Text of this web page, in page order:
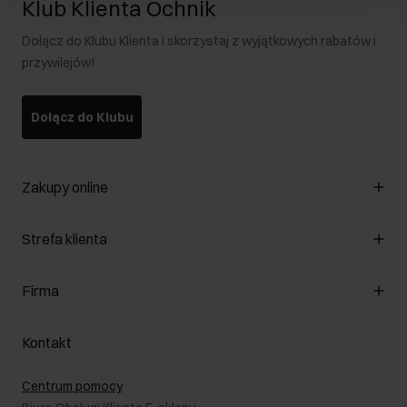
Klub Klienta Ochnik
Dołącz do Klubu Klienta i skorzystaj z wyjątkowych rabatów i
przywilejów!
Dołącz do Klubu
Zakupy online
Zarządzaj cookies
Formy płatności
Jak dokonać zwrotu?
Strefa klienta
Klub Klienta
Zwróć produkty
W podróży
Firma
O nas
Salony
B2B - Sprzedaż dla firm
Kontakt
Centrum pomocy